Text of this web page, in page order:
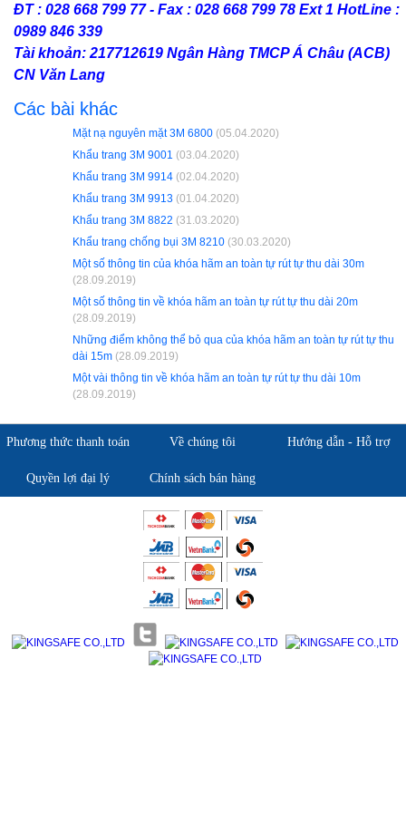
ĐT : 028 668 799 77 - Fax : 028 668 799 78 Ext 1 HotLine :
0989 846 339
Tài khoản: 217712619 Ngân Hàng TMCP Á Châu (ACB)
CN Văn Lang
Các bài khác
Mặt nạ nguyên mặt 3M 6800 (05.04.2020)
Khẩu trang 3M 9001 (03.04.2020)
Khẩu trang 3M 9914 (02.04.2020)
Khẩu trang 3M 9913 (01.04.2020)
Khẩu trang 3M 8822 (31.03.2020)
Khẩu trang chống bụi 3M 8210 (30.03.2020)
Một số thông tin của khóa hãm an toàn tự rút tự thu dài 30m
(28.09.2019)
Một số thông tin về khóa hãm an toàn tự rút tự thu dài 20m
(28.09.2019)
Những điểm không thể bỏ qua của khóa hãm an toàn tự rút tự thu
dài 15m (28.09.2019)
Một vài thông tin về khóa hãm an toàn tự rút tự thu dài 10m
(28.09.2019)
Phương thức thanh toán Về chúng tôi Hướng dẫn - Hỗ trợ
Quyền lợi đại lý Chính sách bán hàng